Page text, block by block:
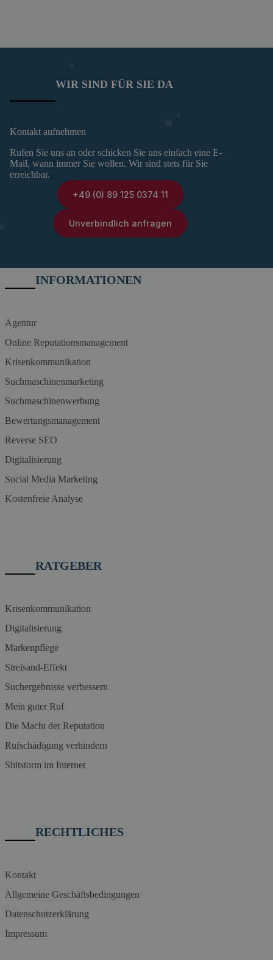
WIR SIND FÜR SIE DA
Kontakt aufnehmen
Rufen Sie uns an oder schicken Sie uns einfach eine E-
Mail, wann immer Sie wollen. Wir sind stets für Sie
erreichbar.
+49 (0) 89 125 0374 11
Unverbindlich anfragen
INFORMATIONEN
Agentur
Online Reputationsmanagement
Krisenkommunikation
Suchmaschinenmarketing
Suchmaschinenwerbung
Bewertungsmanagement
Reverse SEO
Digitalisierung
Social Media Marketing
Kostenfreie Analyse
RATGEBER
Krisenkommunikation
Digitalisierung
Markenpflege
Streisand-Effekt
Suchergebnisse verbessern
Mein guter Ruf
Die Macht der Reputation
Rufschädigung verhindern
Shitstorm im Internet
RECHTLICHES
Kontakt
Allgemeine Geschäftsbedingungen
Datenschutzerklärung
Impressum